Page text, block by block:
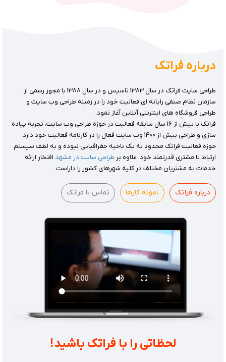
درباره فراتک
طراحی سایت فراتک در سال 1383 تاسیس و در سال 1388 با مجوز رسمی از
سازمان نظام صنفی رایانه ای فعالیت خود را در زمینه طراحی وب سایت و
طراحی فروشگاه های اینترنتی آنلاین آغاز نمود.
فراتک با بیش از 16 سال سابقه فعالیت در حوزه طراحی وب سایت، تجربه پیاده
سازی و طراحی بیش از 1400 وب سایت فعال را در کارنامه فعالیت خود دارد.
حوزه فعالیت فراتک محدود به یک ناحیه جغرافیایی نبوده و به لطف سیستم
ارتباط با مشتری قدرتمند خود، علاوه بر طراحی سایت در مشهد افتخار ارائه
خدمات به مشتریان مختلف در کلیه شهرهای کشور را داراست.
درباره فراتک نمونه کارها تماس با فراتک
لحظاتی را با فراتک باشید!